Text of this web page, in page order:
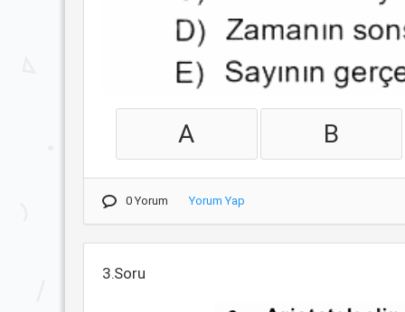
A B
0 Yorum Yorum Yap
3.Soru